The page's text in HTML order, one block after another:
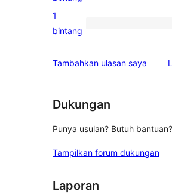
ulasan
2-
1
1-
1
bintang
Tambahkan ulasan saya
Dukungan
Punya usulan? Butuh bantuan?
Tampilkan forum dukungan
Laporan